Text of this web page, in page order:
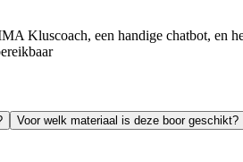
Kluscoach, een handige chatbot, en
Voor welk materiaal is deze boor geschikt?